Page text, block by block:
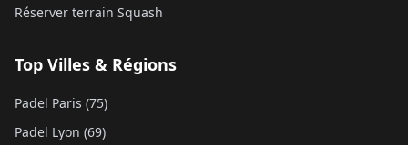
Réserver terrain Squash
Top Villes & Régions
Padel Paris (75)
Padel Lyon (69)